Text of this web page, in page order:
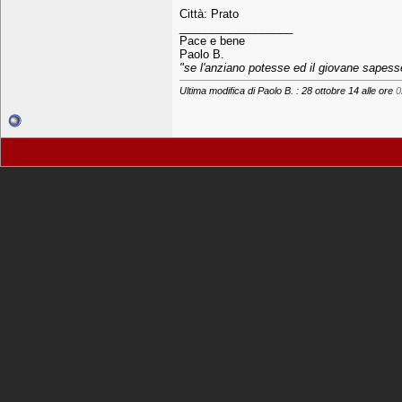
Città: Prato
Pace e bene
Paolo B.
"se l'anziano potesse ed il giovane
Ultima modifica di Paolo B. : 28 ottobre 14 alle ore